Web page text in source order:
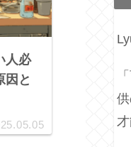
人必
因と